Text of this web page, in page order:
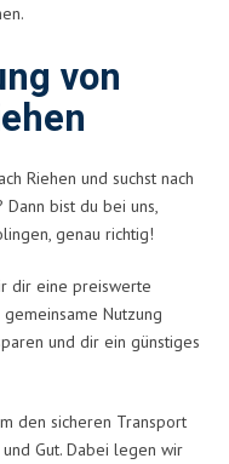
von
Riehen und suchst nach
bist du bei uns,
genau richtig!
dir eine preiswerte
Nutzung
und dir ein günstiges
den sicheren Transport
Gut. Dabei legen wir